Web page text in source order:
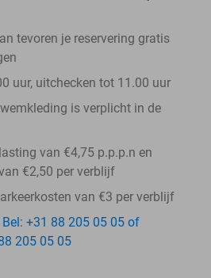
tevoren je reservering gratis
uur, uitchecken tot 11.00 uur
is verplicht in de
van €4,75 p.p.p.n en
€2,50 per verblijf
van €3 per verblijf
+31 88 205 05 05 of
205 05 05